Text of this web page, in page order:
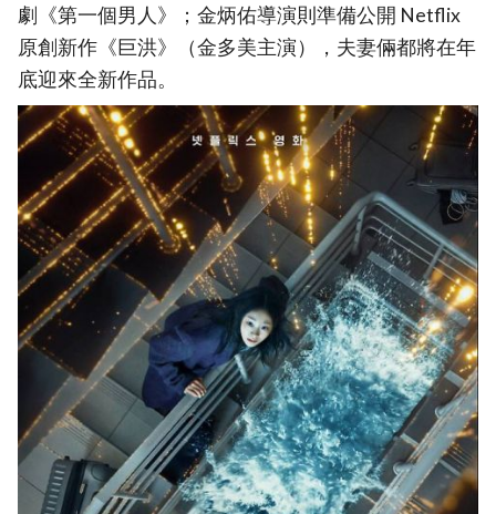
劇《第一個男人》；金炳佑導演則準備公開 Netflix
原創新作《巨洪》（金多美主演），夫妻倆都將在年
底迎來全新作品。